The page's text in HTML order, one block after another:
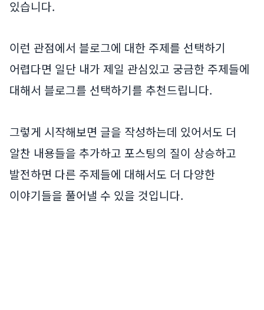
있습니다.
이런 관점에서 블로그에 대한 주제를 선택하기
어렵다면 일단 내가 제일 관심있고 궁금한 주제들에
대해서 블로그를 선택하기를 추천드립니다.
그렇게 시작해보면 글을 작성하는데 있어서도 더
알찬 내용들을 추가하고 포스팅의 질이 상승하고
발전하면 다른 주제들에 대해서도 더 다양한
이야기들을 풀어낼 수 있을 것입니다.